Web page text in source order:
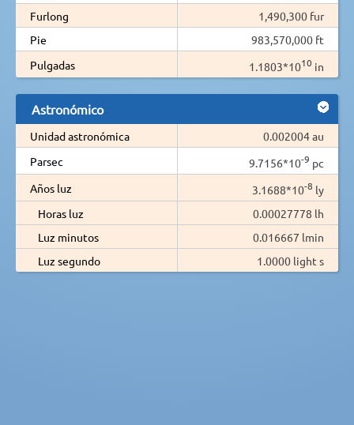
Furlong
1,490,300 fur
Pie
983,570,000 ft
Pulgadas
1.1803*1010 in
Astronómico
Unidad astronómica
0.002004 au
Parsec
9.7156*10-9 pc
Años luz
3.1688*10-8 ly
Horas luz
0.00027778 lh
Luz minutos
0.016667 lmin
Luz segundo
1.0000 light s